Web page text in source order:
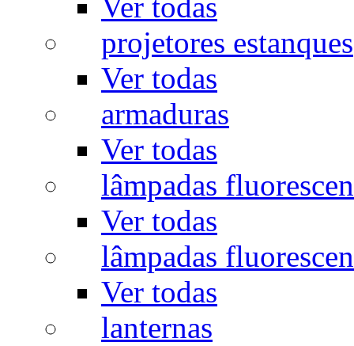
Ver todas
projetores estanques
Ver todas
armaduras
Ver todas
lâmpadas
Ver todas
lâmpadas
Ver todas
lanternas